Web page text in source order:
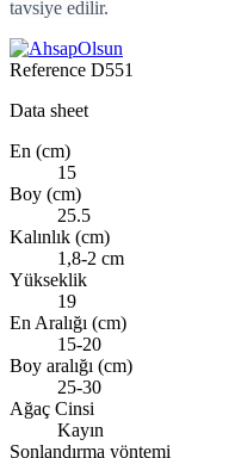
tavsiye edilir.
Reference D551
Data sheet
En (cm)
15
Boy (cm)
25.5
Kalınlık (cm)
1,8-2 cm
Yükseklik
19
En Aralığı (cm)
15-20
Boy aralığı (cm)
25-30
Ağaç Cinsi
Kayın
Sonlandırma yöntemi